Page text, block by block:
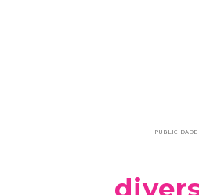
PUBLICIDADE